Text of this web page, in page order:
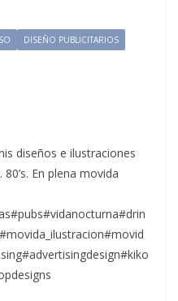
DISEÑO PUBLICITARIOS
diseños e ilustraciones
En plena movida